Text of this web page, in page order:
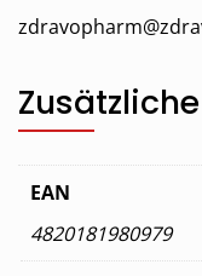
EAN
4820181980979